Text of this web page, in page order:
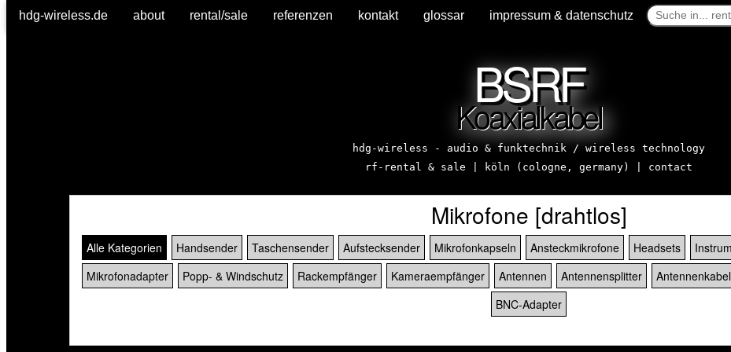
hdg-wireless.de about rental/sale referenzen kontakt glossar impressum & datenschutz
BSRF
Koaxialkabel
hdg-wireless - audio & funktechnik / wireless technology
rf-rental & sale | köln (cologne, germany) | contact
Mikrofone [drahtlos]
Alle Kategorien Handsender Taschensender Aufstecksender Mikrofonkapseln Ansteckmikrofone Headsets
Mikrofonadapter
Popp- & Windschutz Rackempfänger Kameraempfänger Antennen Antennensplitter Antennenkabel
BNC-Adapter